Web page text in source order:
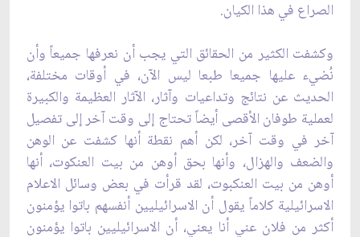
الصراع في هذا ‏الكيان.‏
وكشفت الكثير من الحقائق التي يجب أن نعرفها جميعاً وأن
نُضيء عليها جميعا طبعا ليس الآن، ‏في أوقات مختلفة،
الحديث عن نتائج وتداعيات وآثار، الآثار العظيمة والكبيرة
لعملية طوفان ‏الأقصى أيضاً تحتاج إلى وقت آخر إلى تفصيل
آخر في وقت آخر، لكن أهم نقطة أنها كشفت عن ‏الوهن
والضعف والهزال، وأنها بحق أوهن من بيت العنكوت، أنها
أوهن من بيت العنكبوت، لقد ‏قرأت في بعض وسائل الاعلام
الاسرائيلية كلاماً يقول أن الاسرائيليين أنفسهم باتوا يؤمنون
أكثر ‏من فلان عني أنا يعني، أن الاسرائيليين باتوا يؤمنون